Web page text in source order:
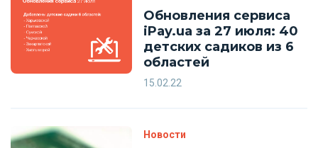
Обновления сервиса
iPay.ua за 27 июля: 40
детских садиков из 6
областей
15.02.22
Новости